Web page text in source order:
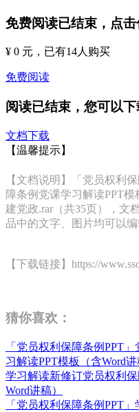
免费阅读已结束，点
¥ 0 元 ，已有14人购买
免费阅读
阅读已结束，您可以
文档下载
【温馨提示】
【文档说明】「党员权利
障条例党课学习解读PPT
建党政.rar（共35页），文
品中的文字、图片均可以编
【下载链接】https://
猜你喜欢：
「党员权利保障条例PPT
习解读PPT模板（含Word
学习解读新修订党员权利
Word讲稿）
「党员权利保障条例PPT